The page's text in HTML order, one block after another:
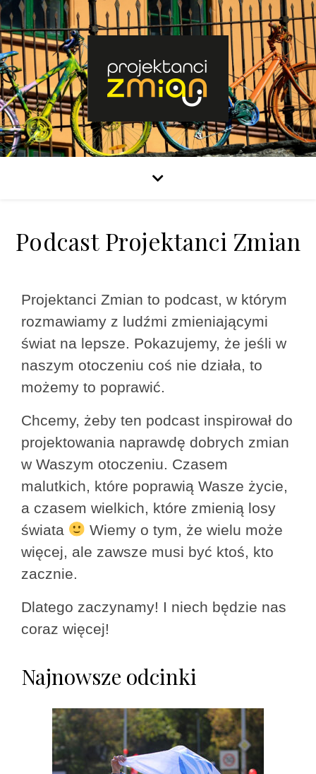
Podcast Projektanci Zmian
Projektanci Zmian to podcast, w którym
rozmawiamy z ludźmi zmieniającymi
świat na lepsze. Pokazujemy, że jeśli w
naszym otoczeniu coś nie działa, to
możemy to poprawić.
Chcemy, żeby ten podcast inspirował do
projektowania naprawdę dobrych zmian
w Waszym otoczeniu. Czasem
malutkich, które poprawią Wasze życie,
a czasem wielkich, które zmienią losy
świata
Wiemy o tym, że wielu może
więcej, ale zawsze musi być ktoś, kto
zacznie.
Dlatego zaczynamy! I niech będzie nas
coraz więcej!
Najnowsze odcinki​